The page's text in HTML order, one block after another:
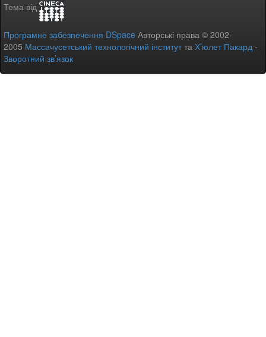
Тема від
Програмне забезпечення DSpace Авторські права © 2002-
2005 Массачусетський технологічний інститутта Х’юлет Пакард -
Зворотний зв’язок